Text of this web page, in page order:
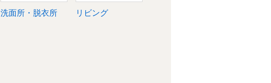
洗面所・脱衣所 リビング